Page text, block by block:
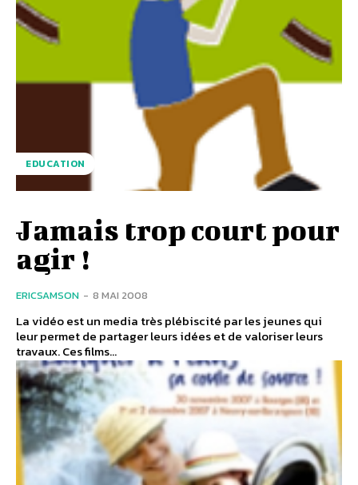
EDUCATION
Jamais trop court pour
agir !
ERICSAMSON - 8 MAI 2008
La vidéo est un media très plébiscité par les jeunes qui
leur permet de partager leurs idées et de valoriser leurs
travaux. Ces films...